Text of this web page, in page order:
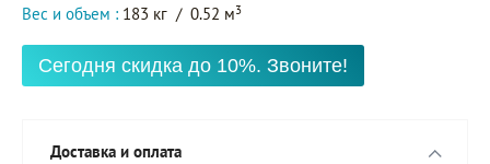
Вес и объем : 183 кг / 0.52 м3
Сегодня скидка до 10%. Звоните!
Доставка и оплата